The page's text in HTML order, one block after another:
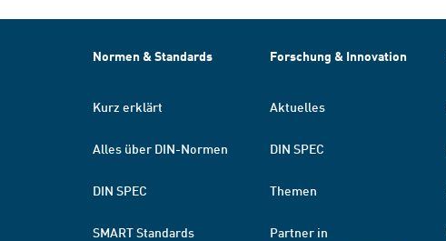
Normen & Standards
Kurz erklärt
Alles über DIN-Normen
DIN SPEC
SMART Standards
Forschung & Innovation
Aktuelles
DIN SPEC
Themen
Partner in